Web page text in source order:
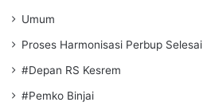
Umum
Proses Harmonisasi Perbup Selesai
#Depan RS Kesrem
#Pemko Binjai